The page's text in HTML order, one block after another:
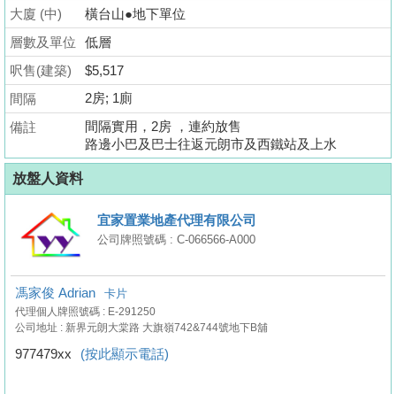
業
手
冊
關
於
們
大廈 (中)
橫台山●地下單位
層數及單位
低層
呎售(建築)
$5,517
間隔
2房; 1廁
備註
間隔實用，2房 ，連約放售
路邊小巴及巴士往返元朗市及西鐵站及上水
放盤人資料
宜家置業地產代理有限公司
公司牌照號碼 : C-066566-A000
馮家俊 Adrian 卡片
代理個人牌照號碼 : E-291250
公司地址 : 新界元朗大棠路 大旗嶺742&744號地下B舖
977479xx (按此顯示電話)